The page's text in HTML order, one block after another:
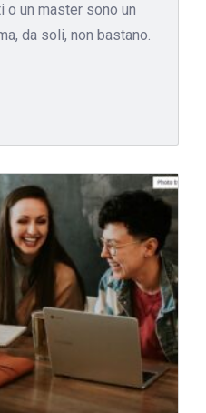
o un master sono un
da soli, non bastano.